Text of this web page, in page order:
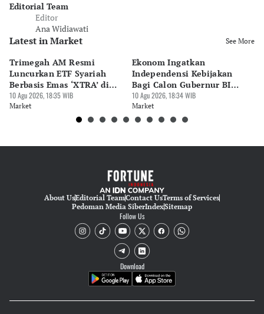
Editorial Team
Editor
Ana Widiawati
Latest in Market See More
Trimegah AM Resmi
Luncurkan ETF Syariah
Berbasis Emas ‘XTRA’ di
BEI
10 Agu 2026, 18:35 WIB
Market
Ekonom Ingatkan
Independensi Kebijakan
Bagi Calon Gubernur BI
Destry
10 Agu 2026, 18:34 WIB
Market
About UsEditorial TeamContact UsTerms of Services
Pedoman Media SiberIndexSitemap
Follow Us
Download